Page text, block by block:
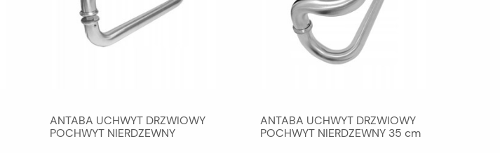
ANTABA UCHWYT DRZWIOWY
POCHWYT NIERDZEWNY
ANTABA UCHWYT DRZWIOWY
POCHWYT NIERDZEWNY 35 cm